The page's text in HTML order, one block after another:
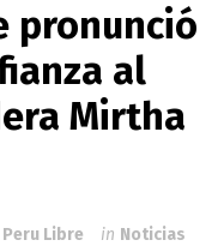
pronunció
al
Mirtha
Peru Libre in Noticias